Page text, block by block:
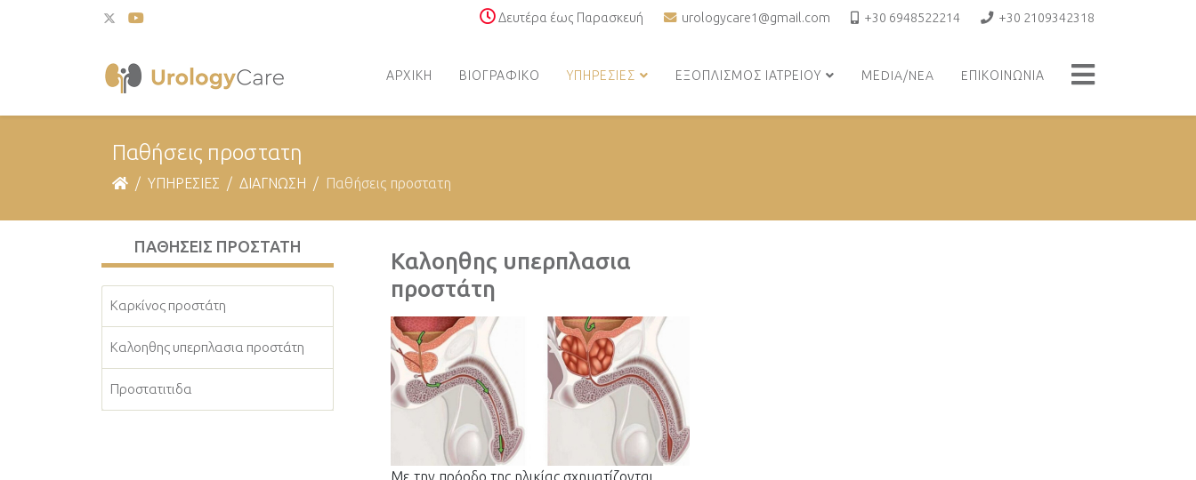
+30 2109342318
+30 6948522214
urologycare1@gmail.com
Δευτέρα έως Παρασκευή
ΑΡΧΙΚΗ ΒΙΟΓΡΑΦΙΚΟ ΥΠΗΡΕΣΙΕΣ ΕΞΟΠΛΙΣΜΟΣ ΙΑΤΡΕΙΟΥ ΜΕDIA/NEA EΠΙΚΟΙΝΩΝΙΑ
Παθήσεις προστατη
ΥΠΗΡΕΣΙΕΣ ΔΙΑΓΝΩΣΗ Παθήσεις προστατη
ΠΑΘΉΣΕΙΣ ΠΡΟΣΤΑΤΗ
Καρκίνος προστάτη
Καλοηθης υπερπλασια προστάτη
Προστατιτιδα
Καλοηθης υπερπλασια
προστάτη
Με την πρόοδο της ηλικίας σχηματίζονται